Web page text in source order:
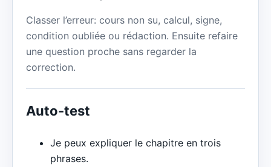
Classer l’erreur: cours non su, calcul, signe,
condition oubliée ou rédaction. Ensuite refaire
une question proche sans regarder la
correction.
Auto-test
Je peux expliquer le chapitre en trois
phrases.